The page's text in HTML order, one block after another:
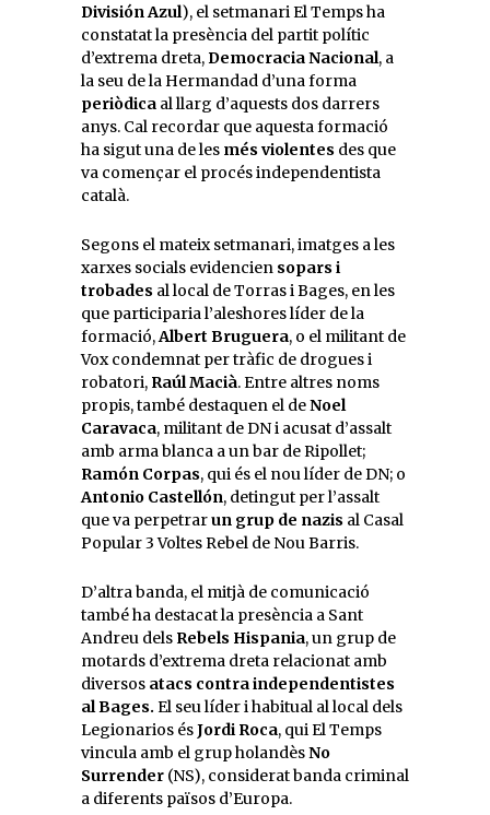
División Azul), el setmanari El Temps ha
constatat la presència del partit polític
d’extrema dreta,Democracia Nacional, a
la seu de la Hermandad d’una forma
periòdica al llarg d’aquests dos darrers
anys. Cal recordar que aquesta formació
ha sigut una de les més violentes des que
va començar el procés independentista
català.
Segons el mateix setmanari, imatges a les
xarxes socials evidencien sopars i
trobades al local de Torras i Bages, en les
que participaria l’aleshores líder de la
formació,Albert Bruguera, o el militant de
Vox condemnat per tràfic de drogues i
robatori, Raúl Macià. Entre altres noms
propis, també destaquen el deNoel
Caravaca, militant de DN i acusat d’assalt
amb arma blanca a un bar de Ripollet;
Ramón Corpas, qui és el nou líder de DN; o
Antonio Castellón, detingut per l’assalt
que va perpetrarun grup de nazis al Casal
Popular 3 Voltes Rebel de Nou Barris.
D’altra banda, el mitjà de comunicació
també ha destacat la presència a Sant
Andreu dels Rebels Hispania, un grup de
motards d’extrema dreta relacionat amb
diversos atacs contra independentistes
al Bages. El seu líder i habitual al local dels
Legionarios ésJordi Roca, qui El Temps
vincula amb el grup holandèsNo
Surrender (NS), considerat banda criminal
a diferents països d’Europa.